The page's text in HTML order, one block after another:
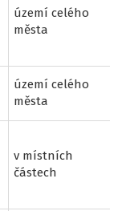
území celého
města
území celého
města
v místních
částech